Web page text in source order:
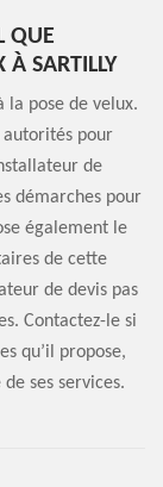
QUE
À SARTILLY
la pose de velux.
pour
de
démarches pour
également le
de cette
de devis pas
Contactez-le si
qu’il propose,
ses services.